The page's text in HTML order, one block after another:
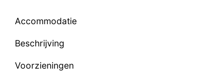
Accommodatie
Beschrijving
Voorzieningen